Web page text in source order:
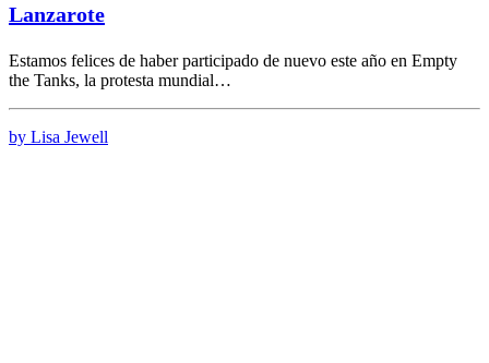
Lanzarote
Estamos felices de haber participado de nuevo este año en Empty
the Tanks, la protesta mundial…
by Lisa Jewell